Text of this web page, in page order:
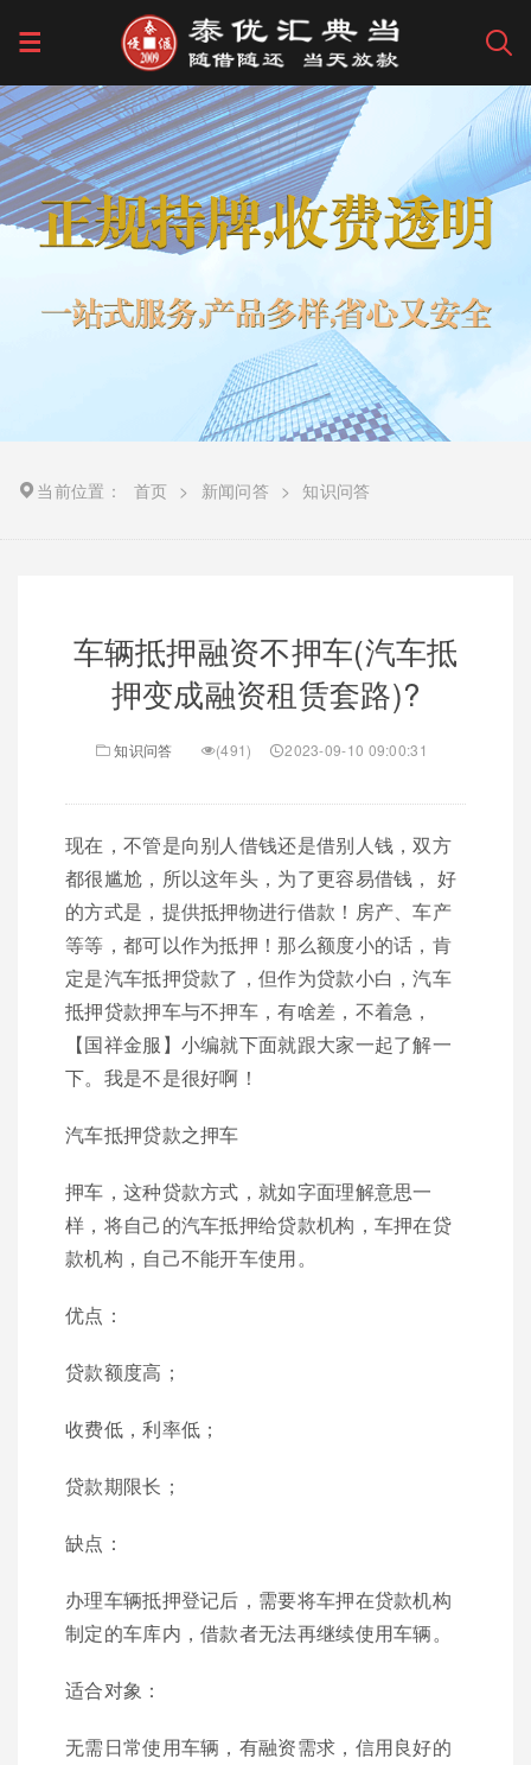
当前位置： 首页 > 新闻问答 > 知识问答
车辆抵押融资不押车(汽车抵
押变成融资租赁套路)?
知识问答 (491) 2023-09-10 09:00:31
现在，不管是向别人借钱还是借别人钱，双方
都很尴尬，所以这年头，为了更容易借钱， 好
的方式是，提供抵押物进行借款！房产、车产
等等，都可以作为抵押！那么额度小的话，肯
定是汽车抵押贷款了，但作为贷款小白，汽车
抵押贷款押车与不押车，有啥差，不着急，
【国祥金服】小编就下面就跟大家一起了解一
下。我是不是很好啊！
汽车抵押贷款之押车
押车，这种贷款方式，就如字面理解意思一
样，将自己的汽车抵押给贷款机构，车押在贷
款机构，自己不能开车使用。
优点：
贷款额度高；
收费低，利率低；
贷款期限长；
缺点：
办理车辆抵押登记后，需要将车押在贷款机构
制定的车库内，借款者无法再继续使用车辆。
适合对象：
无需日常使用车辆，有融资需求，信用良好的